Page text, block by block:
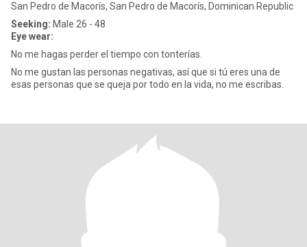
San Pedro de Macorís, San Pedro de Macorís, Dominican Republic
Seeking: Male 26 - 48
Eye wear:
No me hagas perder el tiempo con tonterías.
No me gustan las personas negativas, así que si tú eres una de
esas personas que se queja por todo en la vida, no me escribas.